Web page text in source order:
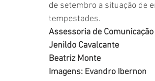
de setembro a situação de
tempestades.
Assessoria de
Jenildo Cavalcante
Beatriz Monte
Imagens: Evandro Ibernon